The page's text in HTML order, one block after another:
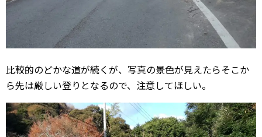
比較的のどかな道が続くが、写真の景色が見えたらそこか
ら先は厳しい登りとなるので、注意してほしい。